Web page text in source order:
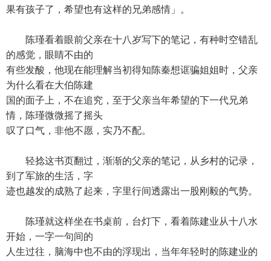
果有孩子了，希望也有这样的兄弟感情」。
陈瑾看着眼前父亲在十八岁写下的笔记，有种时空错乱
的感觉，眼睛不由的
有些发酸，他现在能理解当初得知陈秦想诓骗姐姐时，父亲
为什么看在大伯陈建
国的面子上，不在追究，至于父亲当年希望的下一代兄弟
情，陈瑾微微摇了摇头
叹了口气，非他不愿，实乃不配。
轻捻这书页翻过，渐渐的父亲的笔记，从乡村的记录，
到了军旅的生活，字
迹也越发的成熟了起来，字里行间透露出一股刚毅的气势。
陈瑾就这样坐在书桌前，台灯下，看着陈建业从十八水
开始，一字一句间的
人生过往，脑海中也不由的浮现出，当年年轻时的陈建业的